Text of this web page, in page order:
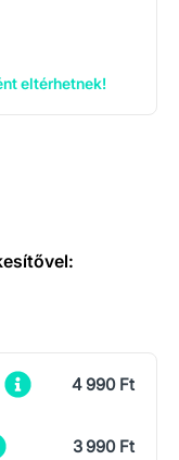
eltérhetnek!
4 990 Ft
3 990 Ft